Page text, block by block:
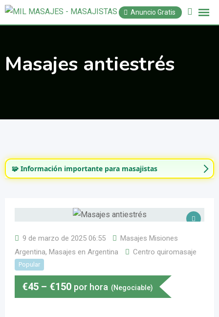
Saltar
Anuncio Gratis
Masajes antiestrés
🧩 Información importante para masajistas
9 de marzo de 2025 06:55
Masajes Misiones
Argentina, Masajes en Argentina Centro quiromasaje
Popular
€45 – €150 por hora (Negociable)